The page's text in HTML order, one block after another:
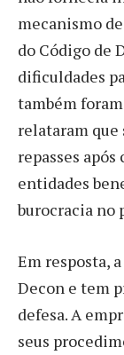
mecanismo
do Código de
dificuldades
também
relataram
repasses
entidades
burocracia no
Em resposta,
Decon e tem
defesa. A
seus